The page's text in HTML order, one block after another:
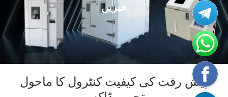
خبریں
پیش رفت کی کیفیت کنٹرول کا ماحول